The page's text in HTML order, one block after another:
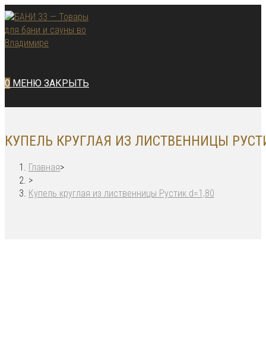
Перейти
к
содержимому
0 МЕНЮ ЗАКРЫТЬ
КУПЕЛЬ КРУГЛАЯ ИЗ ЛИСТВЕННИЦЫ
Главная>
>
Купель круглая из лиственницы Рустик d=1,80